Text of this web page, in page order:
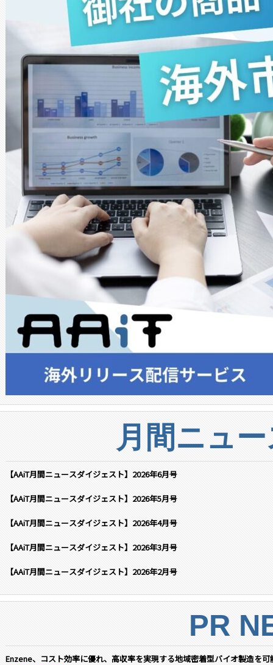
月間ニュ
【AAiT月間ニュースダイジェスト】2026年6月号
【AAiT月間ニュースダイジェスト】2026年5月号
【AAiT月間ニュースダイジェスト】2026年4月号
【AAiT月間ニュースダイジェスト】2026年3月号
【AAiT月間ニュースダイジェスト】2026年2月号
PR
Enzene、コスト効率に優れ、高収率を実現する地域密着型バイオ製造を